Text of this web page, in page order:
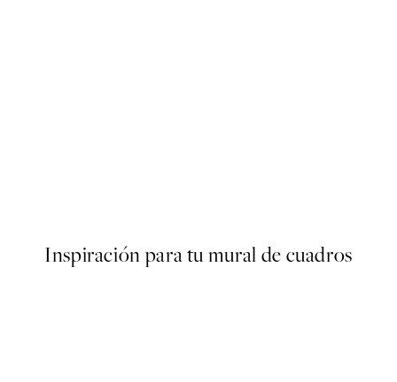
Inspiración para tu mural de cuadros